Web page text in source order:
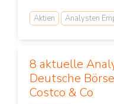
Aktien Analysten
8 aktuelle
Deutsche
Costco & Co